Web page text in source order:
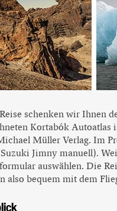
schenken wir Ihnen
Kortabók
Müller Verlag. Im
Jimny manuell).
auswählen. Die
also bequem mit dem